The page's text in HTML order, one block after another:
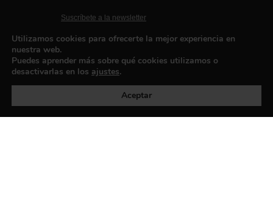
Suscríbete a la newsletter
Política de privacidad
Utilizamos cookies para ofrecerte la mejor experiencia en
nuestra web.
Puedes aprender más sobre qué cookies utilizamos o
desactivarlas en los ajustes.
Aceptar